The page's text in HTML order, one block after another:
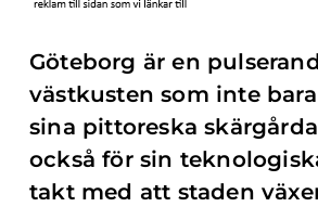
Göteborg är en
västkusten som inte
sina pittoreska
också för sin
takt med att staden